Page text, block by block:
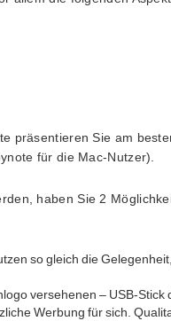
präsentieren Sie am
für die Mac-Nutzer).
haben Sie 2
so gleich die
versehenen – USB-Stick
Werbung für sich.